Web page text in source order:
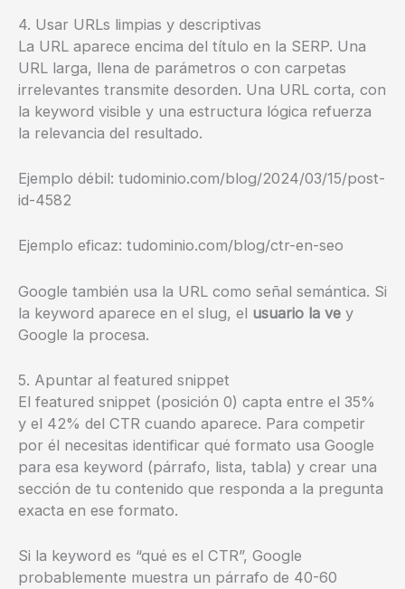
4. Usar URLs limpias y descriptivas
La URL aparece encima del título en la SERP. Una
URL larga, llena de parámetros o con carpetas
irrelevantes transmite desorden. Una URL corta, con
la keyword visible y una estructura lógica refuerza
la relevancia del resultado.
Ejemplo débil: tudominio.com/blog/2024/03/15/post-
id-4582
Ejemplo eficaz: tudominio.com/blog/ctr-en-seo
Google también usa la URL como señal semántica. Si
la keyword aparece en el slug, el usuario la ve y
Google la procesa.
5. Apuntar al featured snippet
El featured snippet (posición 0) capta entre el 35%
y el 42% del CTR cuando aparece. Para competir
por él necesitas identificar qué formato usa Google
para esa keyword (párrafo, lista, tabla) y crear una
sección de tu contenido que responda a la pregunta
exacta en ese formato.
Si la keyword es “qué es el CTR”, Google
probablemente muestra un párrafo de 40-60